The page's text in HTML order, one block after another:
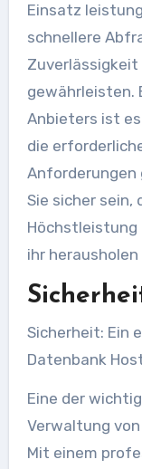
Einsatz
schnellere
gewährleisten.
Anbieters ist
die
Anforderungen
Sie sicher
Höchstleistung
ihr herausholen
Sicherheit: Ein
Datenbank
Eine der
Verwaltung
Mit einem